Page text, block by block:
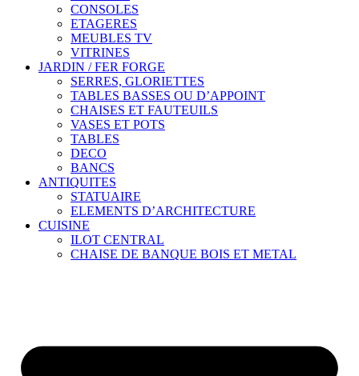
CONSOLES
ETAGERES
MEUBLES TV
VITRINES
JARDIN / FER FORGE
SERRES, GLORIETTES
TABLES BASSES OU D’APPOINT
CHAISES ET FAUTEUILS
VASES ET POTS
TABLES
DECO
BANCS
ANTIQUITES
STATUAIRE
ELEMENTS D’ARCHITECTURE
CUISINE
ILOT CENTRAL
CHAISE DE BANQUE BOIS ET METAL